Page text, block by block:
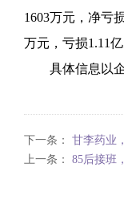
1603万元，净亏
万元，亏损1.11亿
具体信息以
下一条： 甘李药业
上一条： 85后接班